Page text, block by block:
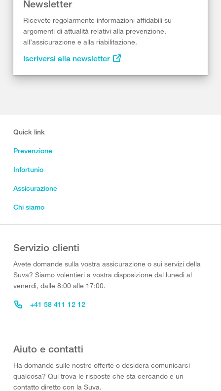
Newsletter
Ricevete regolarmente informazioni affidabili su
argomenti di attualità relativi alla prevenzione,
all’assicurazione e alla riabilitazione.
Iscriversi alla newsletter
Quick link
Prevenzione
Infortunio
Assicurazione
Chi siamo
Servizio clienti
Avete domande sulla vostra assicurazione o sui servizi della
Suva? Siamo volentieri a vostra disposizione dal lunedì al
venerdì, dalle 8:00 alle 17:00.
+41 58 411 12 12
Aiuto e contatti
Ha domande sulle nostre offerte o desidera comunicarci
qualcosa? Qui trova le risposte che sta cercando e un
contatto diretto con la Suva.